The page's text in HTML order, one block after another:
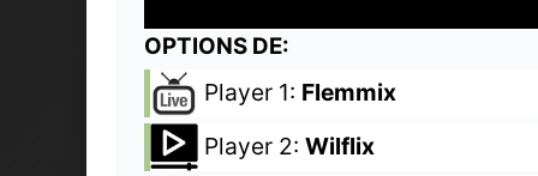
OPTIONS DE:
Player 1: Flemmix
Player 2: Wilflix